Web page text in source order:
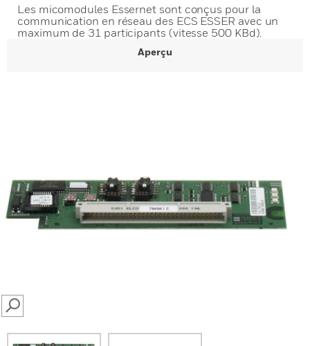
Les micomodules Essernet sont conçus pour la
communication en réseau des ECS ESSER avec un
maximum de 31 participants (vitesse 500 KBd).
Aperçu
SEARCH